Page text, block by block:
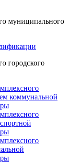
муниципального
городского
коммунальной